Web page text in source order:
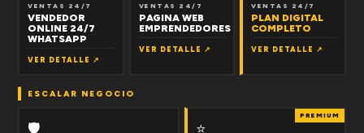
VENTAS 24/7
VENDEDOR
ONLINE 24/7
WHATSAPP
VER DETALLE ↗
VENTAS 24/7
PAGINA WEB
EMPRENDEDORES
VER DETALLE ↗
VENTAS 24/7
PLAN DIGITAL
COMPLETO
VER DETALLE ↗
ESCALAR NEGOCIO
🛡
PREMIUM
⭐